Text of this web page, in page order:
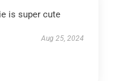
is super cute
Aug 25, 2024